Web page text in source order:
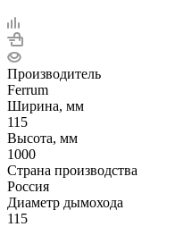
Производитель
Ferrum
Ширина, мм
115
Высота, мм
1000
Страна производства
Россия
Диаметр дымохода
115